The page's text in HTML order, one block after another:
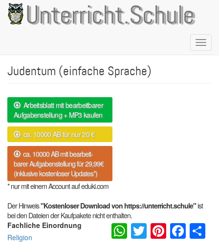
Direkt
zum
Inhalt
Unterricht.Schule
Judentum (einfache Sprache)
Arbeitsblatt mit bearbeitbarer
Aufgabenstellung + MP3 kaufen
ca. 10000 AB für nur 20 €
ca. 10000 AB mit bearbeit-
barer Aufgabenstellung für 29,99€
(inklusive kostenloser Updates*)
* nur mit einem Account auf eduki.com
Der Hinweis"Kostenloser Download von https://unterricht.schule"ist
bei den Dateien der Kaufpakete nicht enthalten.
Fachliche Einordnung
Religion
WhatsApp
Twitter